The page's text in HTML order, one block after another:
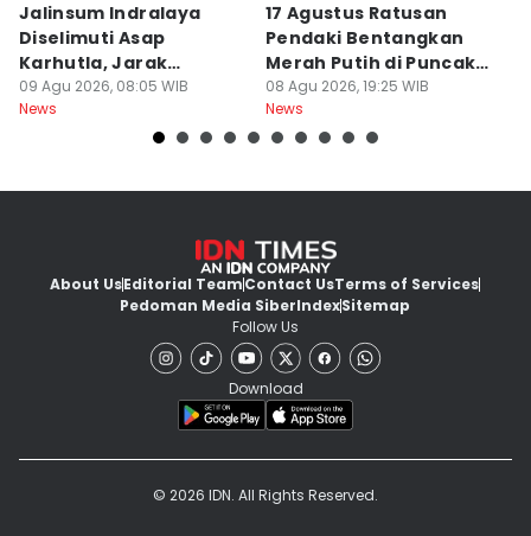
Jalinsum Indralaya
Diselimuti Asap
Karhutla, Jarak
Pandang 30 Meter
09 Agu 2026, 08:05 WIB
News
17 Agustus Ratusan
Pendaki Bentangkan
Merah Putih di Puncak
Dempo
08 Agu 2026, 19:25 WIB
News
About UsEditorial TeamContact UsTerms of Services
Pedoman Media SiberIndexSitemap
Follow Us
Download
© 2026 IDN. All Rights Reserved.